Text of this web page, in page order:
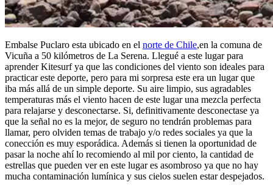
Embalse Puclaro esta ubicado en el norte de Chile,en la comuna de
Vicuña a 50 kilómetros de La Serena. Llegué a este lugar para
aprender Kitesurf ya que las condiciones del viento son ideales para
practicar este deporte, pero para mi sorpresa este era un lugar que
iba más allá de un simple deporte. Su aire limpio, sus agradables
temperaturas más el viento hacen de este lugar una mezcla perfecta
para relajarse y desconectarse. Si, definitivamente desconectase ya
que la señal no es la mejor, de seguro no tendrán problemas para
llamar, pero olviden temas de trabajo y/o redes sociales ya que la
conección es muy esporádica. Además si tienen la oportunidad de
pasar la noche ahí lo recomiendo al mil por ciento, la cantidad de
estrellas que pueden ver en este lugar es asombroso ya que no hay
mucha contaminación lumínica y sus cielos suelen estar despejados.